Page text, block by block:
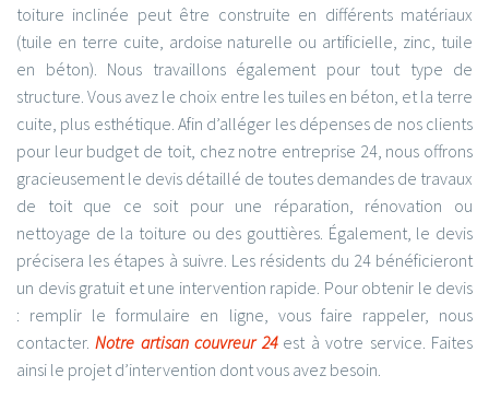
toiture inclinée peut être construite en différents matériaux
(tuile en terre cuite, ardoise naturelle ou artificielle, zinc, tuile
en béton). Nous travaillons également pour tout type de
structure. Vous avez le choix entre les tuiles en béton, et la terre
cuite, plus esthétique. Afin d’alléger les dépenses de nos clients
pour leur budget de toit, chez notre entreprise 24, nous offrons
gracieusement le devis détaillé de toutes demandes de travaux
de toit que ce soit pour une réparation, rénovation ou
nettoyage de la toiture ou des gouttières. Également, le devis
précisera les étapes à suivre. Les résidents du 24 bénéficieront
un devis gratuit et une intervention rapide. Pour obtenir le devis
: remplir le formulaire en ligne, vous faire rappeler, nous
contacter.Notre artisan couvreur 24est à votre service. Faites
ainsi le projet d’intervention dont vous avez besoin.